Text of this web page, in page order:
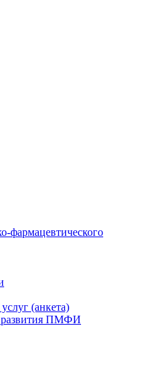
фармацевтического
(анкета)
развития ПМФИ